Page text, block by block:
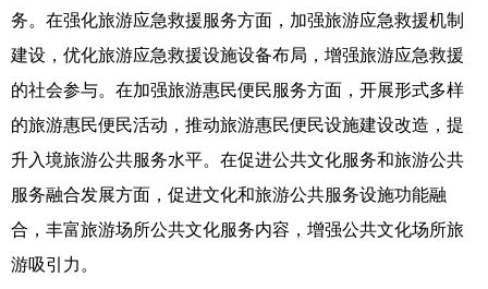
务。在强化旅游应急救援服务方面，加强旅游应急救援机制
建设，优化旅游应急救援设施设备布局，增强旅游应急救援
的社会参与。在加强旅游惠民便民服务方面，开展形式多样
的旅游惠民便民活动，推动旅游惠民便民设施建设改造，提
升入境旅游公共服务水平。在促进公共文化服务和旅游公共
服务融合发展方面，促进文化和旅游公共服务设施功能融
合，丰富旅游场所公共文化服务内容，增强公共文化场所旅
游吸引力。